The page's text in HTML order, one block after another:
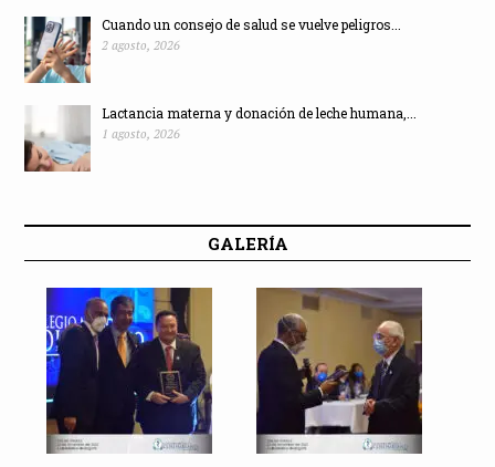
Cuando un consejo de salud se vuelve peligros...
2 agosto, 2026
Lactancia materna y donación de leche humana,...
1 agosto, 2026
GALERÍA